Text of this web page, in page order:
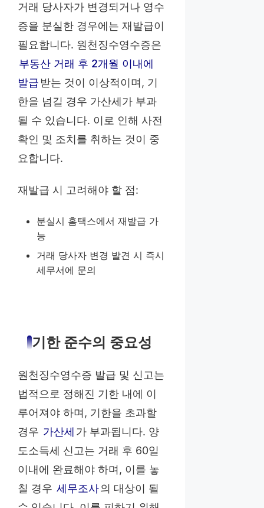
거래 당사자가 변경되거나 영수
증을 분실한 경우에는 재발급이
필요합니다. 원천징수영수증은
부동산 거래 후 2개월 이내에
발급 받는 것이 이상적이며, 기
한을 넘길 경우 가산세가 부과
될 수 있습니다. 이로 인해 사전
확인 및 조치를 취하는 것이 중
요합니다.
재발급 시 고려해야 할 점:
분실시 홈택스에서 재발급 가
능
거래 당사자 변경 발견 시 즉시
세무서에 문의
기한 준수의 중요성
원천징수영수증 발급 및 신고는
법적으로 정해진 기한 내에 이
루어져야 하며, 기한을 초과할
경우 가산세 가 부과됩니다. 양
도소득세 신고는 거래 후 60일
이내에 완료해야 하며, 이를 놓
칠 경우 세무조사의 대상이 될